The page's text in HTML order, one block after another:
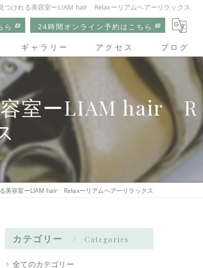
つけれる美容室ーLIAM hair Relaxーリアムヘアーリラックス
ら 24時間オンライン予約はこちら
ギャラリー アクセス
リアムヘアーリラックス
ブログ
容室ーLIAM hair R
美容室ーLIAM hair Relaxーリアムヘアーリラックス
カテゴリー Categories
全てのカテゴリー